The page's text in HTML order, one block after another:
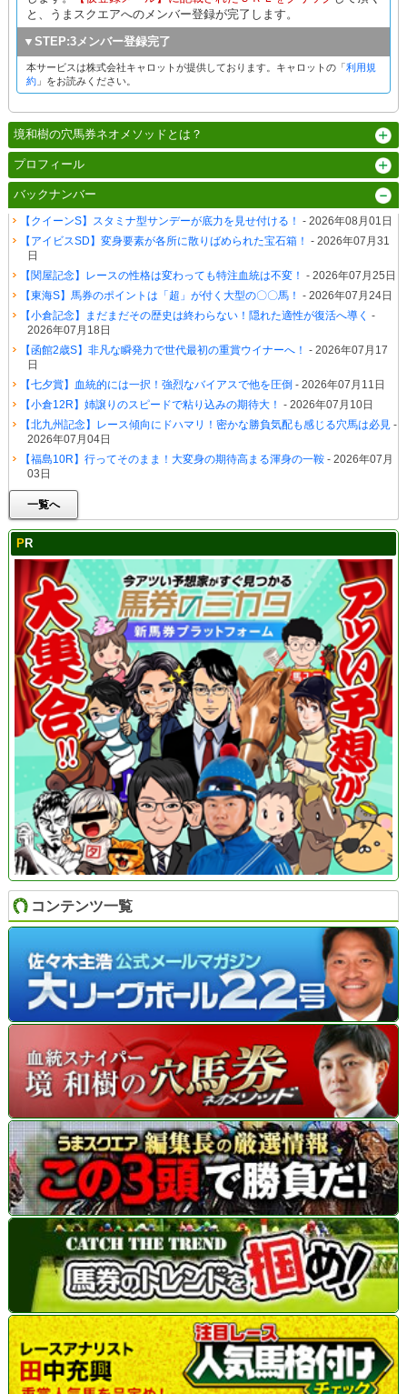
と、うまスクエアへのメンバー登録が完了します。
▼STEP:3メンバー登録完了
本サービスは株式会社キャロットが提供しております。キャロットの「利用規
約」をお読みください。
境和樹の穴馬券ネオメソッドとは？
プロフィール
バックナンバー
【クイーンS】スタミナ型サンデーが底力を見せ付ける！ - 2026年08月01日
【アイビスSD】変身要素が各所に散りばめられた宝石箱！ - 2026年07月31
日
【関屋記念】レースの性格は変わっても特注血統は不変！ - 2026年07月25日
【東海S】馬券のポイントは「超」が付く大型の〇〇馬！ - 2026年07月24日
【小倉記念】まだまだその歴史は終わらない！隠れた適性が復活へ導く -
2026年07月18日
【函館2歳S】非凡な瞬発力で世代最初の重賞ウイナーへ！ - 2026年07月17
日
【七夕賞】血統的には一択！強烈なバイアスで他を圧倒 - 2026年07月11日
【小倉12R】姉譲りのスピードで粘り込みの期待大！ - 2026年07月10日
【北九州記念】レース傾向にドハマリ！密かな勝負気配も感じる穴馬は必見 -
2026年07月04日
【福島10R】行ってそのまま！大変身の期待高まる渾身の一鞍- 2026年07月
03日
一覧へ
PR
コンテンツ一覧